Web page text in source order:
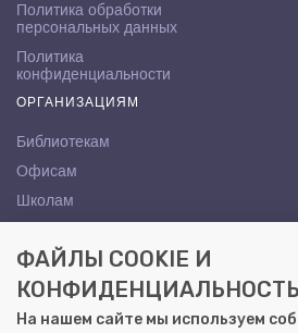
Политика обработки
персональных данных
Политика
конфиденциальности
ОРГАНИЗАЦИЯМ
Библиотекам
Офисам
Школам
КОНТАКТЫ
Саратов, ул. Осипова, 10А
+7 (8452) 72-65-65
ФАЙЛЫ COOKIE И
КОНФИДЕНЦИАЛЬНОСТЬ
На нашем сайте мы используем